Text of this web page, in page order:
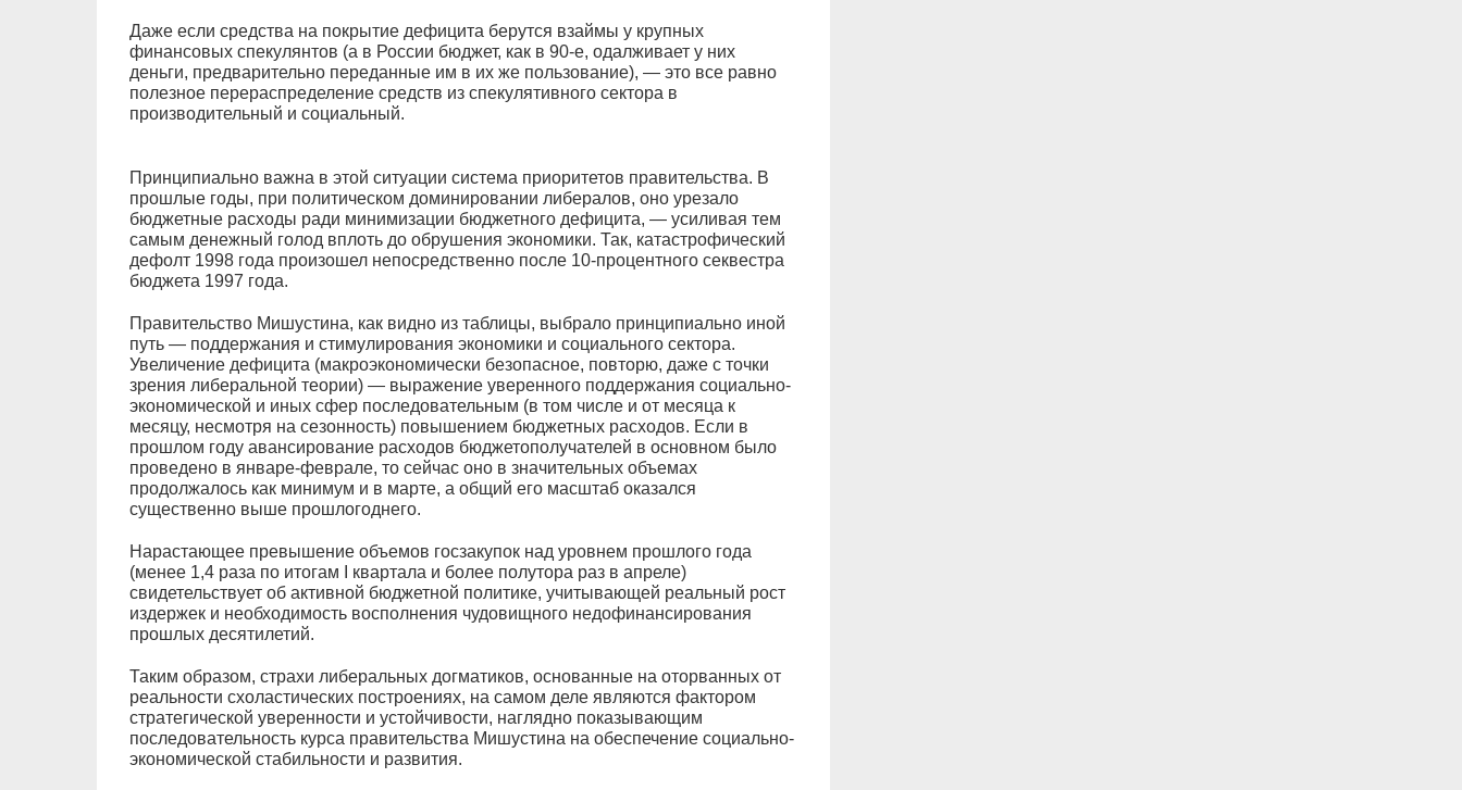
Даже если средства на покрытие дефицита берутся взаймы у крупных
финансовых спекулянтов (а в России бюджет, как в 90-е, одалживает у них
деньги, предварительно переданные им в их же пользование), — это все равно
полезное перераспределение средств из спекулятивного сектора в
производительный и социальный.
Принципиально важна в этой ситуации система приоритетов правительства. В
прошлые годы, при политическом доминировании либералов, оно урезало
бюджетные расходы ради минимизации бюджетного дефицита, — усиливая тем
самым денежный голод вплоть до обрушения экономики. Так, катастрофический
дефолт 1998 года произошел непосредственно после 10-процентного секвестра
бюджета 1997 года.
Правительство Мишустина, как видно из таблицы, выбрало принципиально иной
путь — поддержания и стимулирования экономики и социального сектора.
Увеличение дефицита (макроэкономически безопасное, повторю, даже с точки
зрения либеральной теории) — выражение уверенного поддержания социально-
экономической и иных сфер последовательным (в том числе и от месяца к
месяцу, несмотря на сезонность) повышением бюджетных расходов. Если в
прошлом году авансирование расходов бюджетополучателей в основном было
проведено в январе-феврале, то сейчас оно в значительных объемах
продолжалось как минимум и в марте, а общий его масштаб оказался
существенно выше прошлогоднего.
Нарастающее превышение объемов госзакупок над уровнем прошлого года
(менее 1,4 раза по итогам I квартала и более полутора раз в апреле)
свидетельствует об активной бюджетной политике, учитывающей реальный рост
издержек и необходимость восполнения чудовищного недофинансирования
прошлых десятилетий.
Таким образом, страхи либеральных догматиков, основанные на оторванных от
реальности схоластических построениях, на самом деле являются фактором
стратегической уверенности и устойчивости, наглядно показывающим
последовательность курса правительства Мишустина на обеспечение социально-
экономической стабильности и развития.